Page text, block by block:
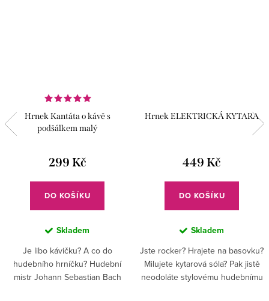
Hrnek Kantáta o kávě s
podšálkem malý
299 Kč
DO KOŠÍKU
Skladem
Je libo kávičku? A co do
hudebního hrníčku? Hudební
mistr Johann Sebastian Bach
Hrnek ELEKTRICKÁ KYTARA
449 Kč
DO KOŠÍKU
Skladem
Jste rocker? Hrajete na basovku?
Milujete kytarová sóla? Pak jistě
neodoláte stylovému hudebnímu